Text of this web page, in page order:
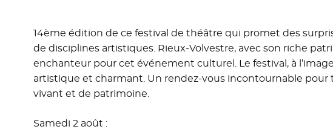
14ème édition de ce festival de théâtre qui promet des
de disciplines artistiques. Rieux-Volvestre, avec son riche
enchanteur pour cet événement culturel. Le festival, à
artistique et charmant. Un rendez-vous incontournable pour
vivant et de patrimoine.
Samedi 2 août :